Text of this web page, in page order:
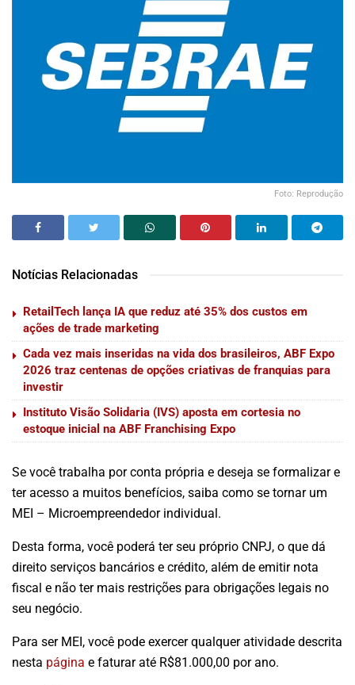
Foto: Reprodução
Notícias Relacionadas
RetailTech lança IA que reduz até 35% dos custos em
ações de trade marketing
Cada vez mais inseridas na vida dos brasileiros, ABF Expo
2026 traz centenas de opções criativas de franquias para
investir
Instituto Visão Solidaria (IVS) aposta em cortesia no
estoque inicial na ABF Franchising Expo
Se você trabalha por conta própria e deseja se formalizar e
ter acesso a muitos benefícios, saiba como se tornar um
MEI – Microempreendedor individual.
Desta forma, você poderá ter seu próprio CNPJ, o que dá
direito serviços bancários e crédito, além de emitir nota
fiscal e não ter mais restrições para obrigações legais no
seu negócio.
Para ser MEI, você pode exercer qualquer atividade descrita
nesta página e faturar até R$81.000,00 por ano.